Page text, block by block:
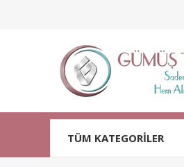
TÜM KATEGORİLER